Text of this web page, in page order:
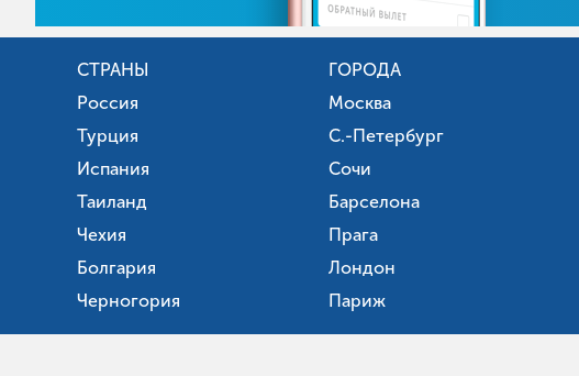
СТРАНЫ
Россия
Турция
Испания
Таиланд
Чехия
Болгария
Черногория
ГОРОДА
Москва
С.-Петербург
Сочи
Барселона
Прага
Лондон
Париж